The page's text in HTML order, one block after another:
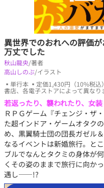
異世界でのおれへの評価
万丈でした
秋山龍央/著者
高山しのぶ/イラスト
▪単行本 ▪定価1,430円（10%税
書店、各電子ストアによって異なり
若返ったり、襲われたり、女
ＲＰＧゲーム『チェンジ・ザ
た超インドア・ゲームオタク
め、黒翼騎士団の団長ガゼル
なるイベントは新婚旅行。と
ブルでなんとタクミの身体が
くその姿のままで旅行に向か
遇し――!?